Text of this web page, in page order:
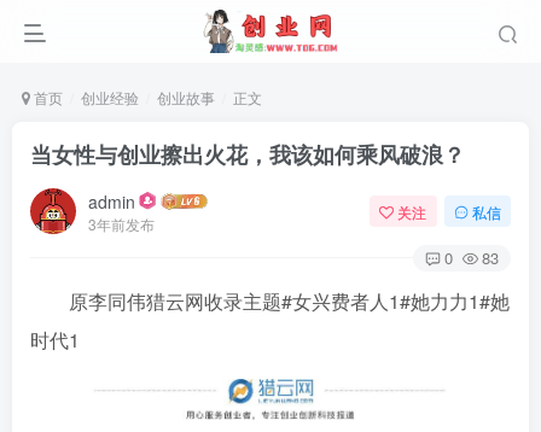
首页 创业经验 创业故事 正文
当女性与创业擦出火花，我该如何乘风破浪？
admin
3年前发布
关注 私信
0 83
原李同伟猎云网收录主题#女兴费者人1#她力力1#她
时代1